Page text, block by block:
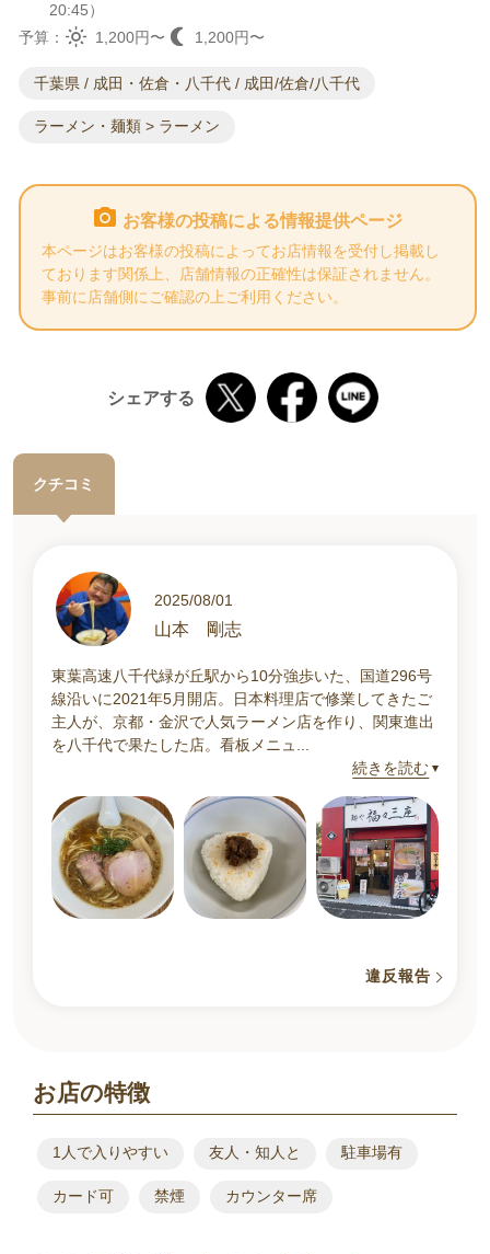
20:45）
予算：
1,200円〜 1,200円〜
千葉県 / 成田・佐倉・八千代 / 成田/佐倉/八千代
ラーメン・麺類 > ラーメン
お客様の投稿による情報提供ページ
本ページはお客様の投稿によってお店情報を受付し掲載し
ております関係上、店舗情報の正確性は保証されません。
事前に店舗側にご確認の上ご利用ください。
シェアする
クチコミ
2025/08/01
山本 剛志
東葉高速八千代緑が丘駅から10分強歩いた、国道296号
線沿いに2021年5月開店。日本料理店で修業してきたご
主人が、京都・金沢で人気ラーメン店を作り、関東進出
を八千代で果たした店。看板メニュ...
続きを読む
違反報告
お店の特徴
1人で入りやすい 友人・知人と 駐車場有
カード可 禁煙 カウンター席